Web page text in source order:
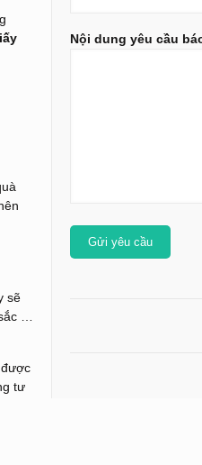
sẽ
…
tư
Nội dung yêu cầu